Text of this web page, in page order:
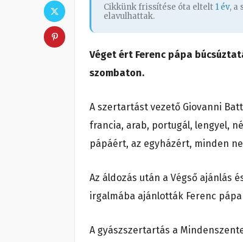
Cikkünk frissítése óta eltelt 1 év, a
elavulhattak.
Véget ért Ferenc pápa
szombaton.
A szertartást vezető Giovanni
francia, arab, portugál, lengyel,
pápáért, az egyházért, minden
Az áldozás után a Végső ajánlás
irgalmába ajánlották Ferenc
A gyászszertartás a